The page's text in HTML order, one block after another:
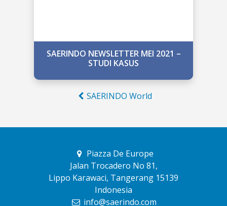
SAERINDO NEWSLETTER MEI 2021 –
STUDI KASUS
SAERINDO World
Piazza De Europe
Jalan Trocadero No 81,
Lippo Karawaci, Tangerang 15139
Indonesia
info@saerindo.com